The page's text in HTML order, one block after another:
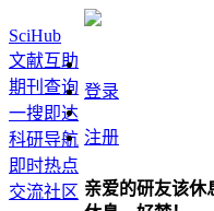
SciHub
文献互助
期刊查询
一搜即达
科研导航
即时热点
交流社区
登录
注册
亲爱的研友该休